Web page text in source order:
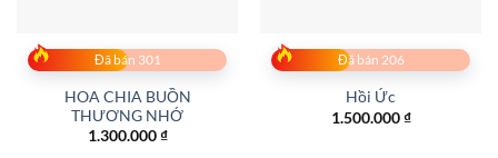
Đã bán 301
HOA CHIA BUỒN
THƯƠNG NHỚ
1.300.000₫
Đã bán 206
Hồi Ức
1.500.000₫